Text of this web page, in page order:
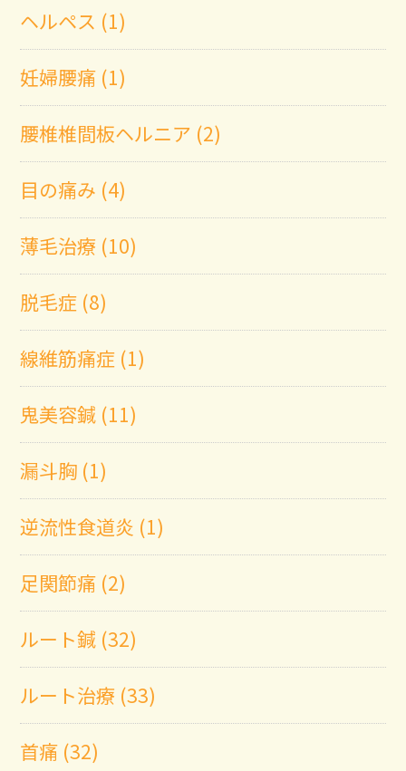
ヘルペス (1)
妊婦腰痛 (1)
腰椎椎間板ヘルニア (2)
目の痛み (4)
薄毛治療 (10)
脱毛症 (8)
線維筋痛症 (1)
鬼美容鍼 (11)
漏斗胸 (1)
逆流性食道炎 (1)
足関節痛 (2)
ルート鍼 (32)
ルート治療 (33)
首痛 (32)